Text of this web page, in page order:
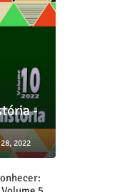
-
2022